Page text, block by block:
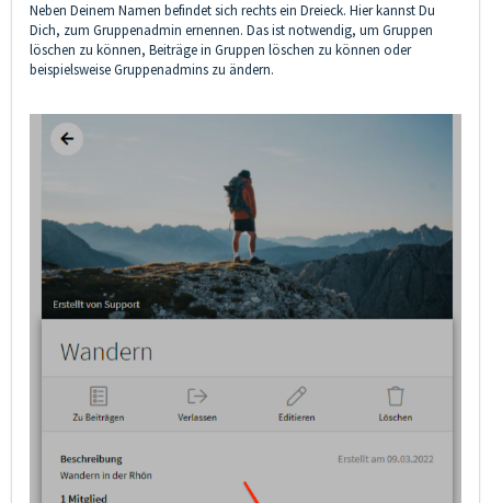
Neben Deinem Namen befindet sich rechts ein Dreieck. Hier kannst Du
Dich, zum Gruppenadmin ernennen. Das ist notwendig, um Gruppen
löschen zu können, Beiträge in Gruppen löschen zu können oder
beispielsweise Gruppenadmins zu ändern.